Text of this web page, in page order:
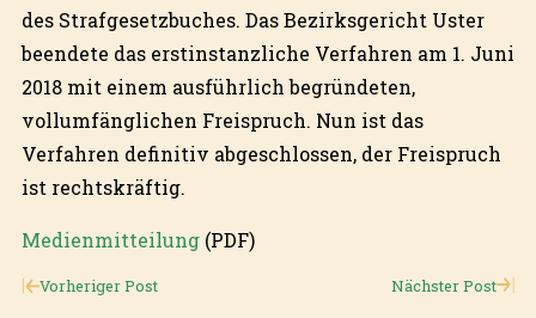
des Strafgesetzbuches. Das Bezirksgericht Uster
beendete das erstinstanzliche Verfahren am 1. Juni
2018 mit einem ausführlich begründeten,
vollumfänglichen Freispruch. Nun ist das
Verfahren definitiv abgeschlossen, der Freispruch
ist rechtskräftig.
Medienmitteilung(PDF)
Vorheriger Post Nächster Post